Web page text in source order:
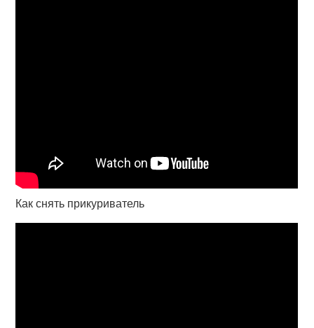
Как снять прикуриватель